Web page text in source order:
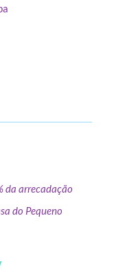
da arrecadação
do Pequeno